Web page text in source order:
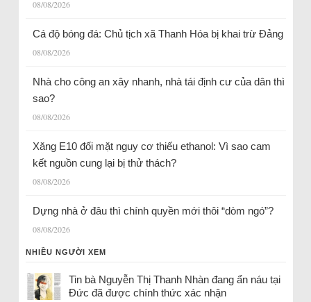
08/08/2026
Cá độ bóng đá: Chủ tịch xã Thanh Hóa bị khai trừ Đảng
08/08/2026
Nhà cho công an xây nhanh, nhà tái định cư của dân thì
sao?
08/08/2026
Xăng E10 đối mặt nguy cơ thiếu ethanol: Vì sao cam
kết nguồn cung lại bị thử thách?
08/08/2026
Dựng nhà ở đâu thì chính quyền mới thôi “dòm ngó”?
08/08/2026
NHIỀU NGƯỜI XEM
Tin bà Nguyễn Thị Thanh Nhàn đang ẩn náu tại
Đức đã được chính thức xác nhận